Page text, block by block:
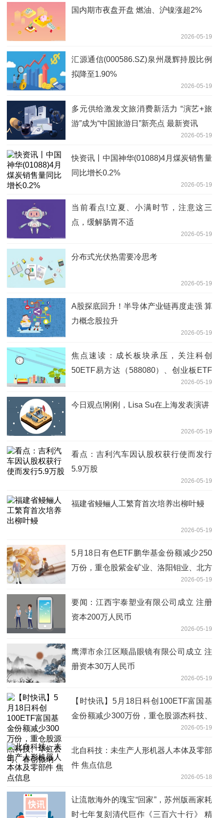
国内期市夜盘开盘 燃油、沪镍涨超2%
2026-05-19
汇源通信(000586.SZ)泉州晟辉持股比例
拟降至1.90%
2026-05-19
多元供给激发文旅消费新活力 “演艺+旅
游”成为“中国旅游日”新亮点 最新资讯
2026-05-19
快资讯丨中国神华(01088)4月煤炭销售量
同比增长0.2%
2026-05-19
当前看点!立夏、小满时节，注意这三
点，缓解肠胃不适
2026-05-19
分布式光伏热需要冷思考
2026-05-19
A股探底回升！半导体产业链再度走强 算
力概念股拉升
2026-05-19
焦点速读：成长板块承压，关注科创
50ETF易方达（588080）、创业板ETF
易方达（159915）等产品后续走势2026-05-19
今日观点!刚刚，Lisa Su在上海发表演讲
2026-05-19
看点：吉利汽车因认股权获行使而发行
5.9万股
2026-05-19
福建省鳗鲡人工繁育首次培养出柳叶鳗
2026-05-19
5月18日有色ETF鹏华基金份额减少250
万份，重仓股紫金矿业、洛阳钼业、北方
2026-05-19
要闻：江西宇泰塑业有限公司成立 注册
资本200万人民币
2026-05-19
鹰潭市余江区顺晶眼镜有限公司成立 注
册资本30万人民币
2026-05-19
【时快讯】5月18日科创100ETF富国基
金份额减少300万份，重仓股源杰科技、
2026-05-19
北自科技：未生产人形机器人本体及零部
件 焦点信息
2026-05-18
让流散海外的瑰宝“回家”，苏州版画家耗
时七年复刻清代巨作《三百六十行》 精